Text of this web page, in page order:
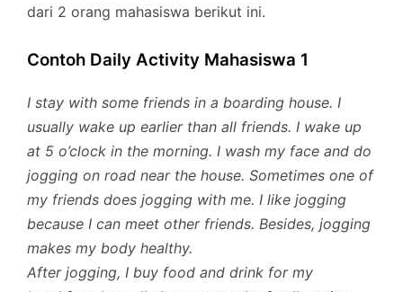
dari 2 orang mahasiswa berikut ini.
Contoh Daily Activity Mahasiswa 1
I stay with some friends in a boarding house. I
usually wake up earlier than all friends. I wake up
at 5 o’clock in the morning. I wash my face and do
jogging on road near the house. Sometimes one of
my friends does jogging with me. I like jogging
because I can meet other friends. Besides, jogging
makes my body healthy.
After jogging, I buy food and drink for my